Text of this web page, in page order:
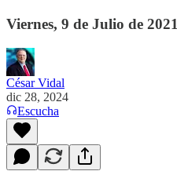
Viernes, 9 de Julio de 2021
César Vidal
dic 28, 2024
Escucha